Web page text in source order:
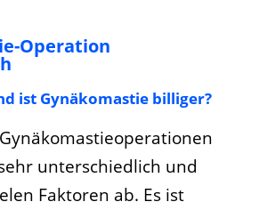
Operation
ist Gynäkomastie billiger?
unterschiedlich und
Faktoren ab. Es ist